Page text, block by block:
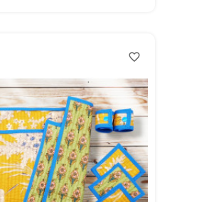
favorite_border